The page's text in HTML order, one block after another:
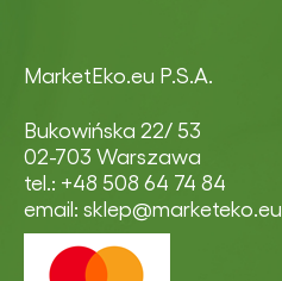
MarketEko.eu P.S.A.
Bukowińska 22/ 53
02-703 Warszawa
tel.: +48 508 64 74 84
email: sklep@marketeko.eu